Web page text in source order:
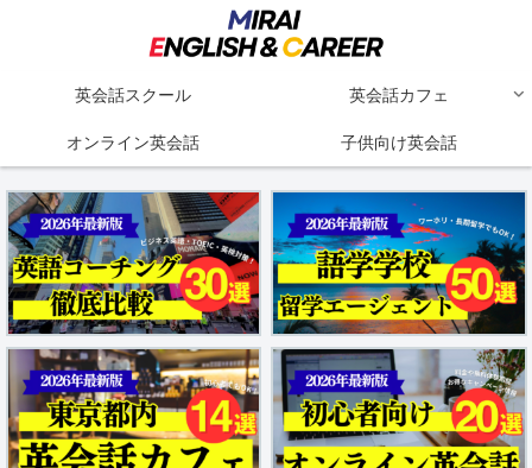
英会話スクール 英会話カフェ
オンライン英会話 子供向け英会話